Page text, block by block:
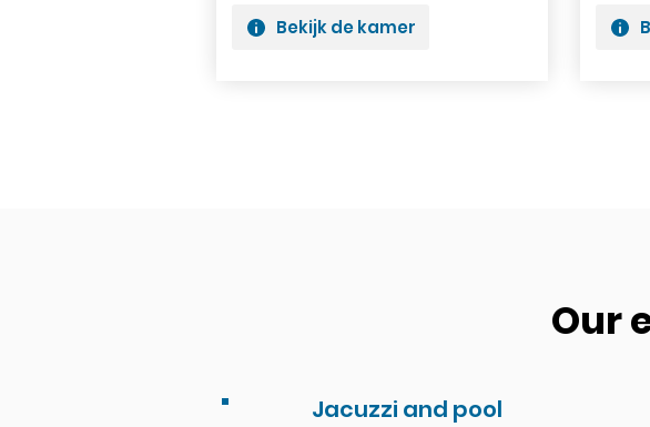
Bekijk de kamer
Our
Jacuzzi and pool